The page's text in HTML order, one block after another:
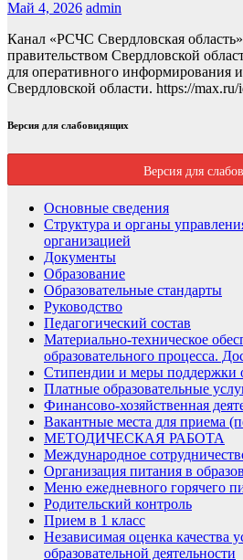
Май 4, 2026 admin
Канал «РСЧС Свердловская
правительством Свердловской
для оперативного информирования
Свердловской области. https://max.ru/
Версия для слабовидящих
Версия для
Основные сведения
Структура и органы
организацией
Документы
Образование
Образовательные стандарты
Руководство
Педагогический состав
Материально-техническое
образовательного процесса.
Стипендии и меры поддержки
Платные образовательные
Финансово-хозяйственная
Вакантные места для приема
МЕТОДИЧЕСКАЯ РАБОТА
Международное
Организация питания в
Меню ежедневного горячего
Родительский контроль
Прием в 1 класс
Независимая оценка качества
образовательной деятельности